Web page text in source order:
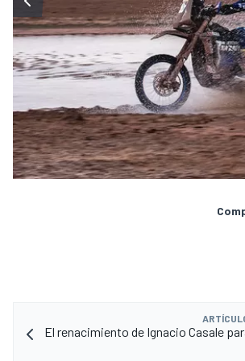
El renacimiento de Ignacio Casale